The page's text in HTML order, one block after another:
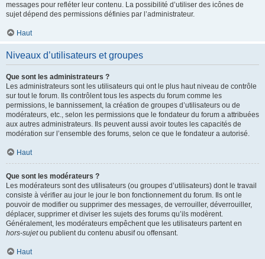
messages pour refléter leur contenu. La possibilité d’utiliser des icônes de
sujet dépend des permissions définies par l’administrateur.
Haut
Niveaux d’utilisateurs et groupes
Que sont les administrateurs ?
Les administrateurs sont les utilisateurs qui ont le plus haut niveau de contrôle
sur tout le forum. Ils contrôlent tous les aspects du forum comme les
permissions, le bannissement, la création de groupes d’utilisateurs ou de
modérateurs, etc., selon les permissions que le fondateur du forum a attribuées
aux autres administrateurs. Ils peuvent aussi avoir toutes les capacités de
modération sur l’ensemble des forums, selon ce que le fondateur a autorisé.
Haut
Que sont les modérateurs ?
Les modérateurs sont des utilisateurs (ou groupes d’utilisateurs) dont le travail
consiste à vérifier au jour le jour le bon fonctionnement du forum. Ils ont le
pouvoir de modifier ou supprimer des messages, de verrouiller, déverrouiller,
déplacer, supprimer et diviser les sujets des forums qu’ils modèrent.
Généralement, les modérateurs empêchent que les utilisateurs partent en
hors-sujetou publient du contenu abusif ou offensant.
Haut